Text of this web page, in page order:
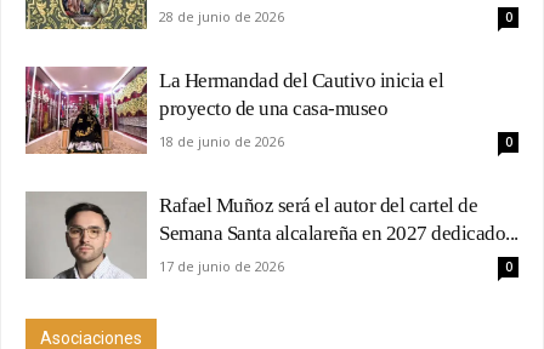
28 de junio de 2026 0
La Hermandad del Cautivo inicia el
proyecto de una casa-museo
18 de junio de 2026 0
Rafael Muñoz será el autor del cartel de
Semana Santa alcalareña en 2027 dedicado...
17 de junio de 2026 0
Asociaciones